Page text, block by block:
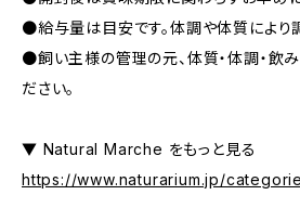
●給与量は目安です。体調や体質により
●飼い主様の管理の元、体質・体調・飲
ださい。
▼ Natural Marche をもっと見る
https://www.naturarium.jp/